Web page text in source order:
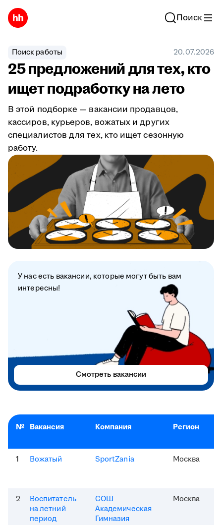
Поиск
Поиск работы 20.07.2026
25 предложений для тех, кто
ищет подработку на лето
В этой подборке — вакансии продавцов,
кассиров, курьеров, вожатых и других
специалистов для тех, кто ищет сезонную
работу.
№ Вакансия Компания Регион
1 Вожатый SportZania Москва
2
Воспитатель
на летний
период
СОШ
Академическая
Гимназия
Москва
У нас есть вакансии, которые могут быть вам
интересны!
Смотреть вакансии